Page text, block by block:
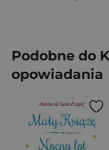
Podobne do
opowiadania